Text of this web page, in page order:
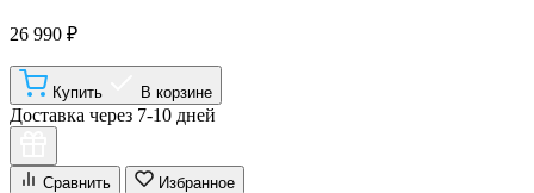
26 990 ₽
Купить В корзине
Доставка через 7-10 дней
Сравнить Избранное